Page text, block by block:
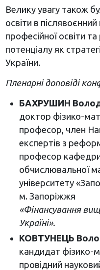
Велику увагу також
освіти в
професійної освіти
потенціалу як
України.
Пленарні доповіді
БАХРУШИН
доктор фізико-
професор, член
експертів з
професор кафедри
обчислювальної
університету
м. Запоріжжя
«Фінансування
Україні».
КОВТУНЕЦЬ
кандидат фізико-
провідний